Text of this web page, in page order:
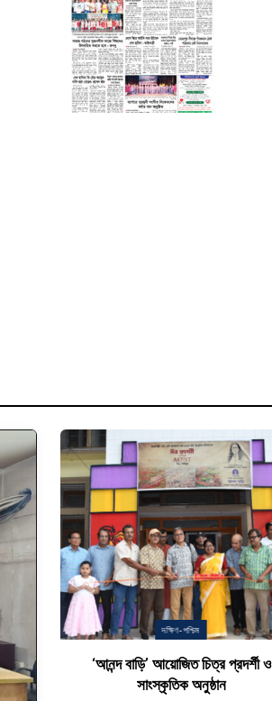
দক্ষিণ-পশ্চিম
‘আনন্দ বাড়ি’ আয়োজিত চিত্র প্রদর্শী ও
সাংস্কৃতিক অনুষ্ঠান